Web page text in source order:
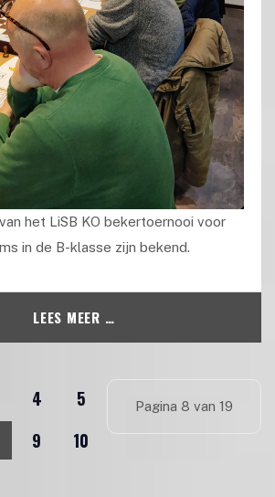
het LiSB KO bekertoernooi voor
in de B-klasse zijn bekend.
LEES MEER …
Pagina 8 van 19
4
5
9
10